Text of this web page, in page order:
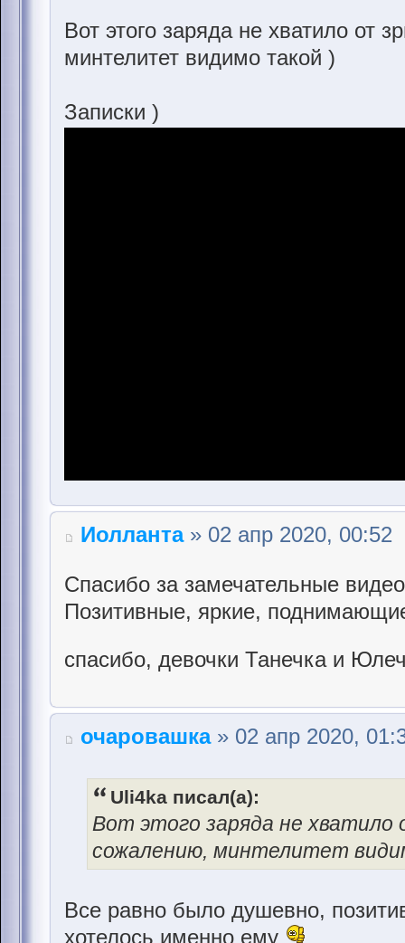
Вот этого заряда не хватило от
минтелитет видимо такой )
Записки )
Иолланта» 02 апр 2020, 00:52
Спасибо за замечательные
Позитивные, яркие,
спасибо, девочки Танечка и
очаровашка» 02 апр 2020,
Uli4ka писал(а):
Вот этого заряда не хватило
сожалению, минтелитет
Все равно было душевно,
хотелось именно ему